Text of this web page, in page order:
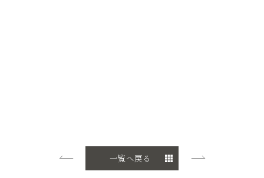
一覧へ戻る